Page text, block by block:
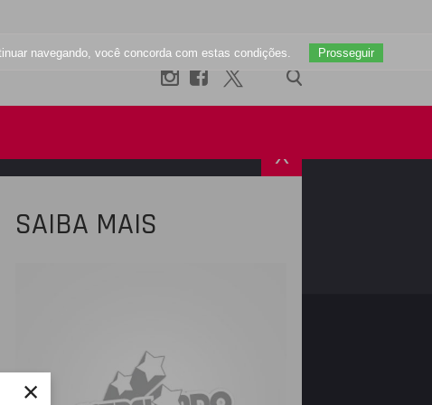
×
navegando, você concorda com estas condições. Prosseguir
X
SAIBA MAISINSTAGRAM